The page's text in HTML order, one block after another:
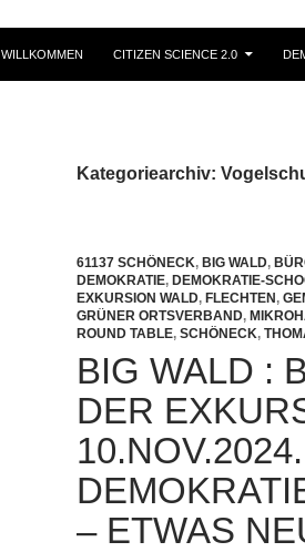
WILLKOMMEN CITIZEN SCIENCE 2.0
Kategoriearchiv:
61137 SCHÖNECK, BIG WALD,
DEMOKRATIE, DEMOKRATIE-
EXKURSION WALD, FLECHTEN,
GRÜNER ORTSVERBAND,
ROUND TABLE, SCHÖNECK,
BIG WALD :
DER
– ETWAS